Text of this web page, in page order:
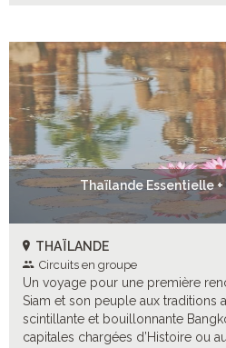
Thaïlande Essentielle
THAÏLANDE
Circuits en groupe
Un voyage pour une première
Siam et son peuple aux traditions
scintillante et bouillonnante
capitales chargées d’Histoire ou